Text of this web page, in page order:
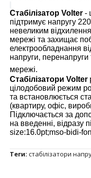
Стабілізатор Volter -
підтримує напругу
невеликим
мережі та захищає
електрообладнання
напруги, перенапруги
мережі.
Стабілізатори Volter
цілодобовий режим
та встановлюється
(квартиру, офіс,
Підключається за
на введенні, відразу
size:16.0pt;mso-bidi-
Теги: стабілізатори